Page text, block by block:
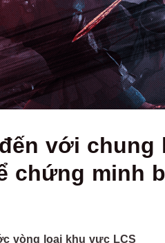
với chung
minh
vòng loại khu vực LCS